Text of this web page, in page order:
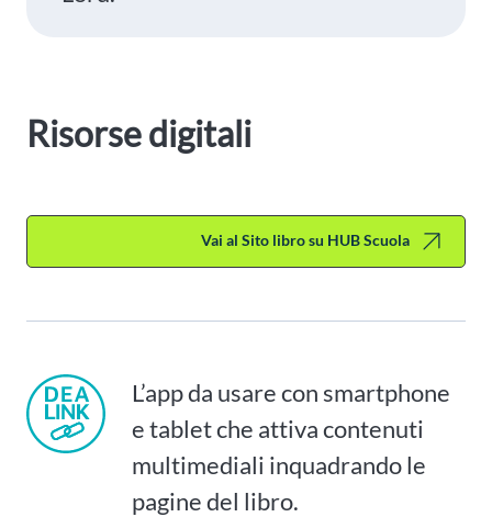
Risorse digitali
Vai al Sito libro su HUB Scuola
L’app da usare con smartphone
e tablet che attiva contenuti
multimediali inquadrando le
pagine del libro.